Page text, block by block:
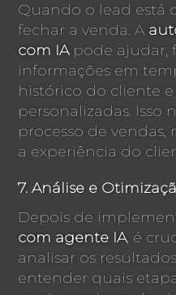
Quando o lead está
fechar a venda. A
com IApode ajudar,
informações em
histórico do cliente
personalizadas. Isso
processo de
a experiência do
7. Análise e
Depois de
com agente IA, é
analisar os
entender quais